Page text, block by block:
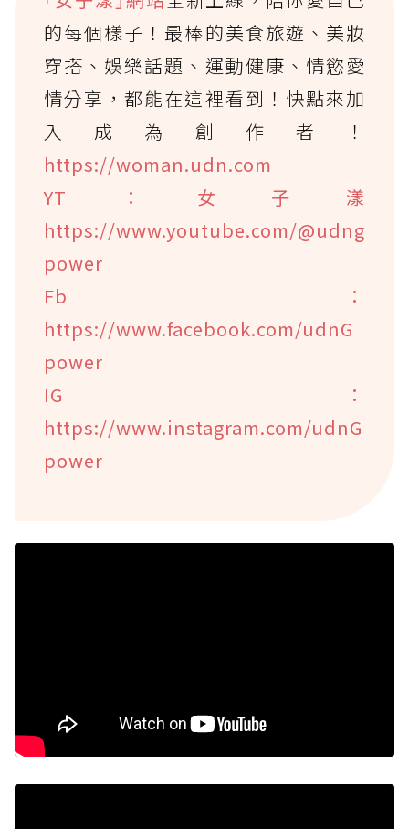
的每個樣子！最棒的美食旅遊、美妝
穿搭、娛樂話題、運動健康、情慾愛
情分享，都能在這裡看到！快點來加
入成為創作者！
https://woman.udn.com
YT：女子漾
https://www.youtube.com/@udng
power
Fb：
https://www.facebook.com/udnG
power
IG：
https://www.instagram.com/udnG
power